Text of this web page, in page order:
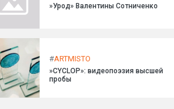
»Урод» Валентины Сотниченко
#ARTMISTO
»CYCLOP»: видеопоэзия высшей
пробы